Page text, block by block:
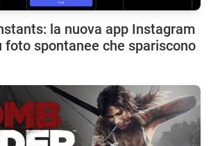
la nuova app Instagram
spontanee che spariscono